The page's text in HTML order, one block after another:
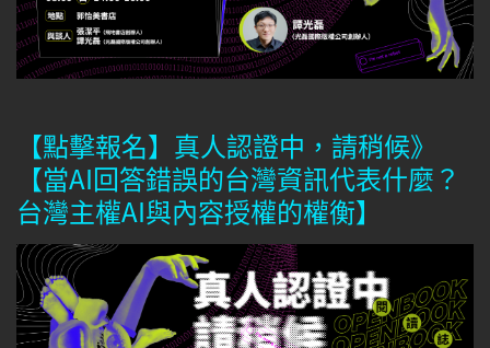
【點擊報名】真人認證中，請稍候》
【當AI回答錯誤的台灣資訊代表什麼？
台灣主權AI與內容授權的權衡】